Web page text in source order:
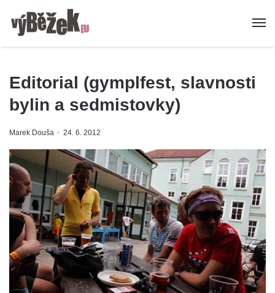
Editorial (gymplfest, slavnosti
bylin a sedmistovky)
Marek Douša 24. 6. 2012